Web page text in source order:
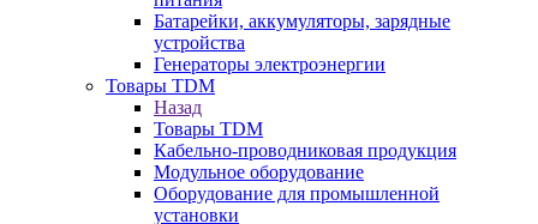
Батарейки, аккумуляторы, зарядные
устройства
Генераторы электроэнергии
Товары TDM
Назад
Товары TDM
Кабельно-проводниковая продукция
Модульное оборудование
Оборудование для промышленной
установки